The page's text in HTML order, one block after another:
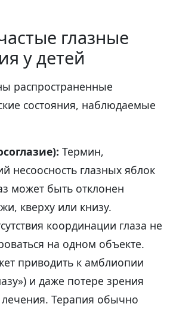
глазные
у детей
распространенные
состояния, наблюдаемые
Термин,
несоосность глазных яблок
может быть отклонен
кверху или книзу.
координации глаза не
на одном объекте.
приводить к амблиопии
и даже потере зрения
лечения. Терапия обычно